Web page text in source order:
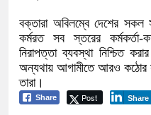
বক্তারা অবিলম্বে দেশের সকল
কর্মরত সব স্তরের কর্মকর্তা-
নিরাপত্তা ব্যবস্থা নিশ্চিত
অন্যথায় আগামীতে আরও কঠোর
তারা।
Share Post Share